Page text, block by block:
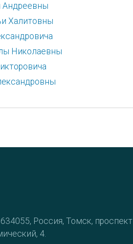
Андреевны
Халитовны
Николаевны
Россия, Томск, проспект
4.